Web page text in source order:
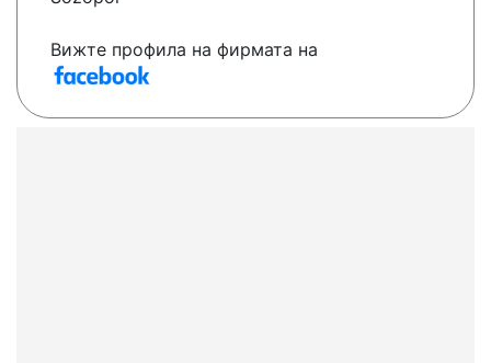
Вижте профила на фирмата на